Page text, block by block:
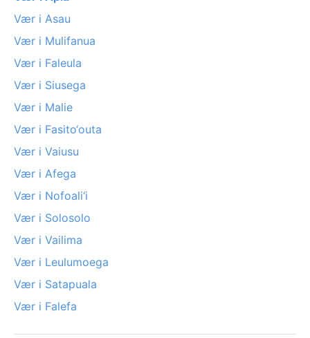
Vær i Asau
Vær i Mulifanua
Vær i Faleula
Vær i Siusega
Vær i Malie
Vær i Fasito‘outa
Vær i Vaiusu
Vær i Afega
Vær i Nofoali‘i
Vær i Solosolo
Vær i Vailima
Vær i Leulumoega
Vær i Satapuala
Vær i Falefa